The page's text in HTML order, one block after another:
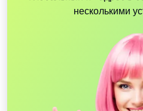
несколькими